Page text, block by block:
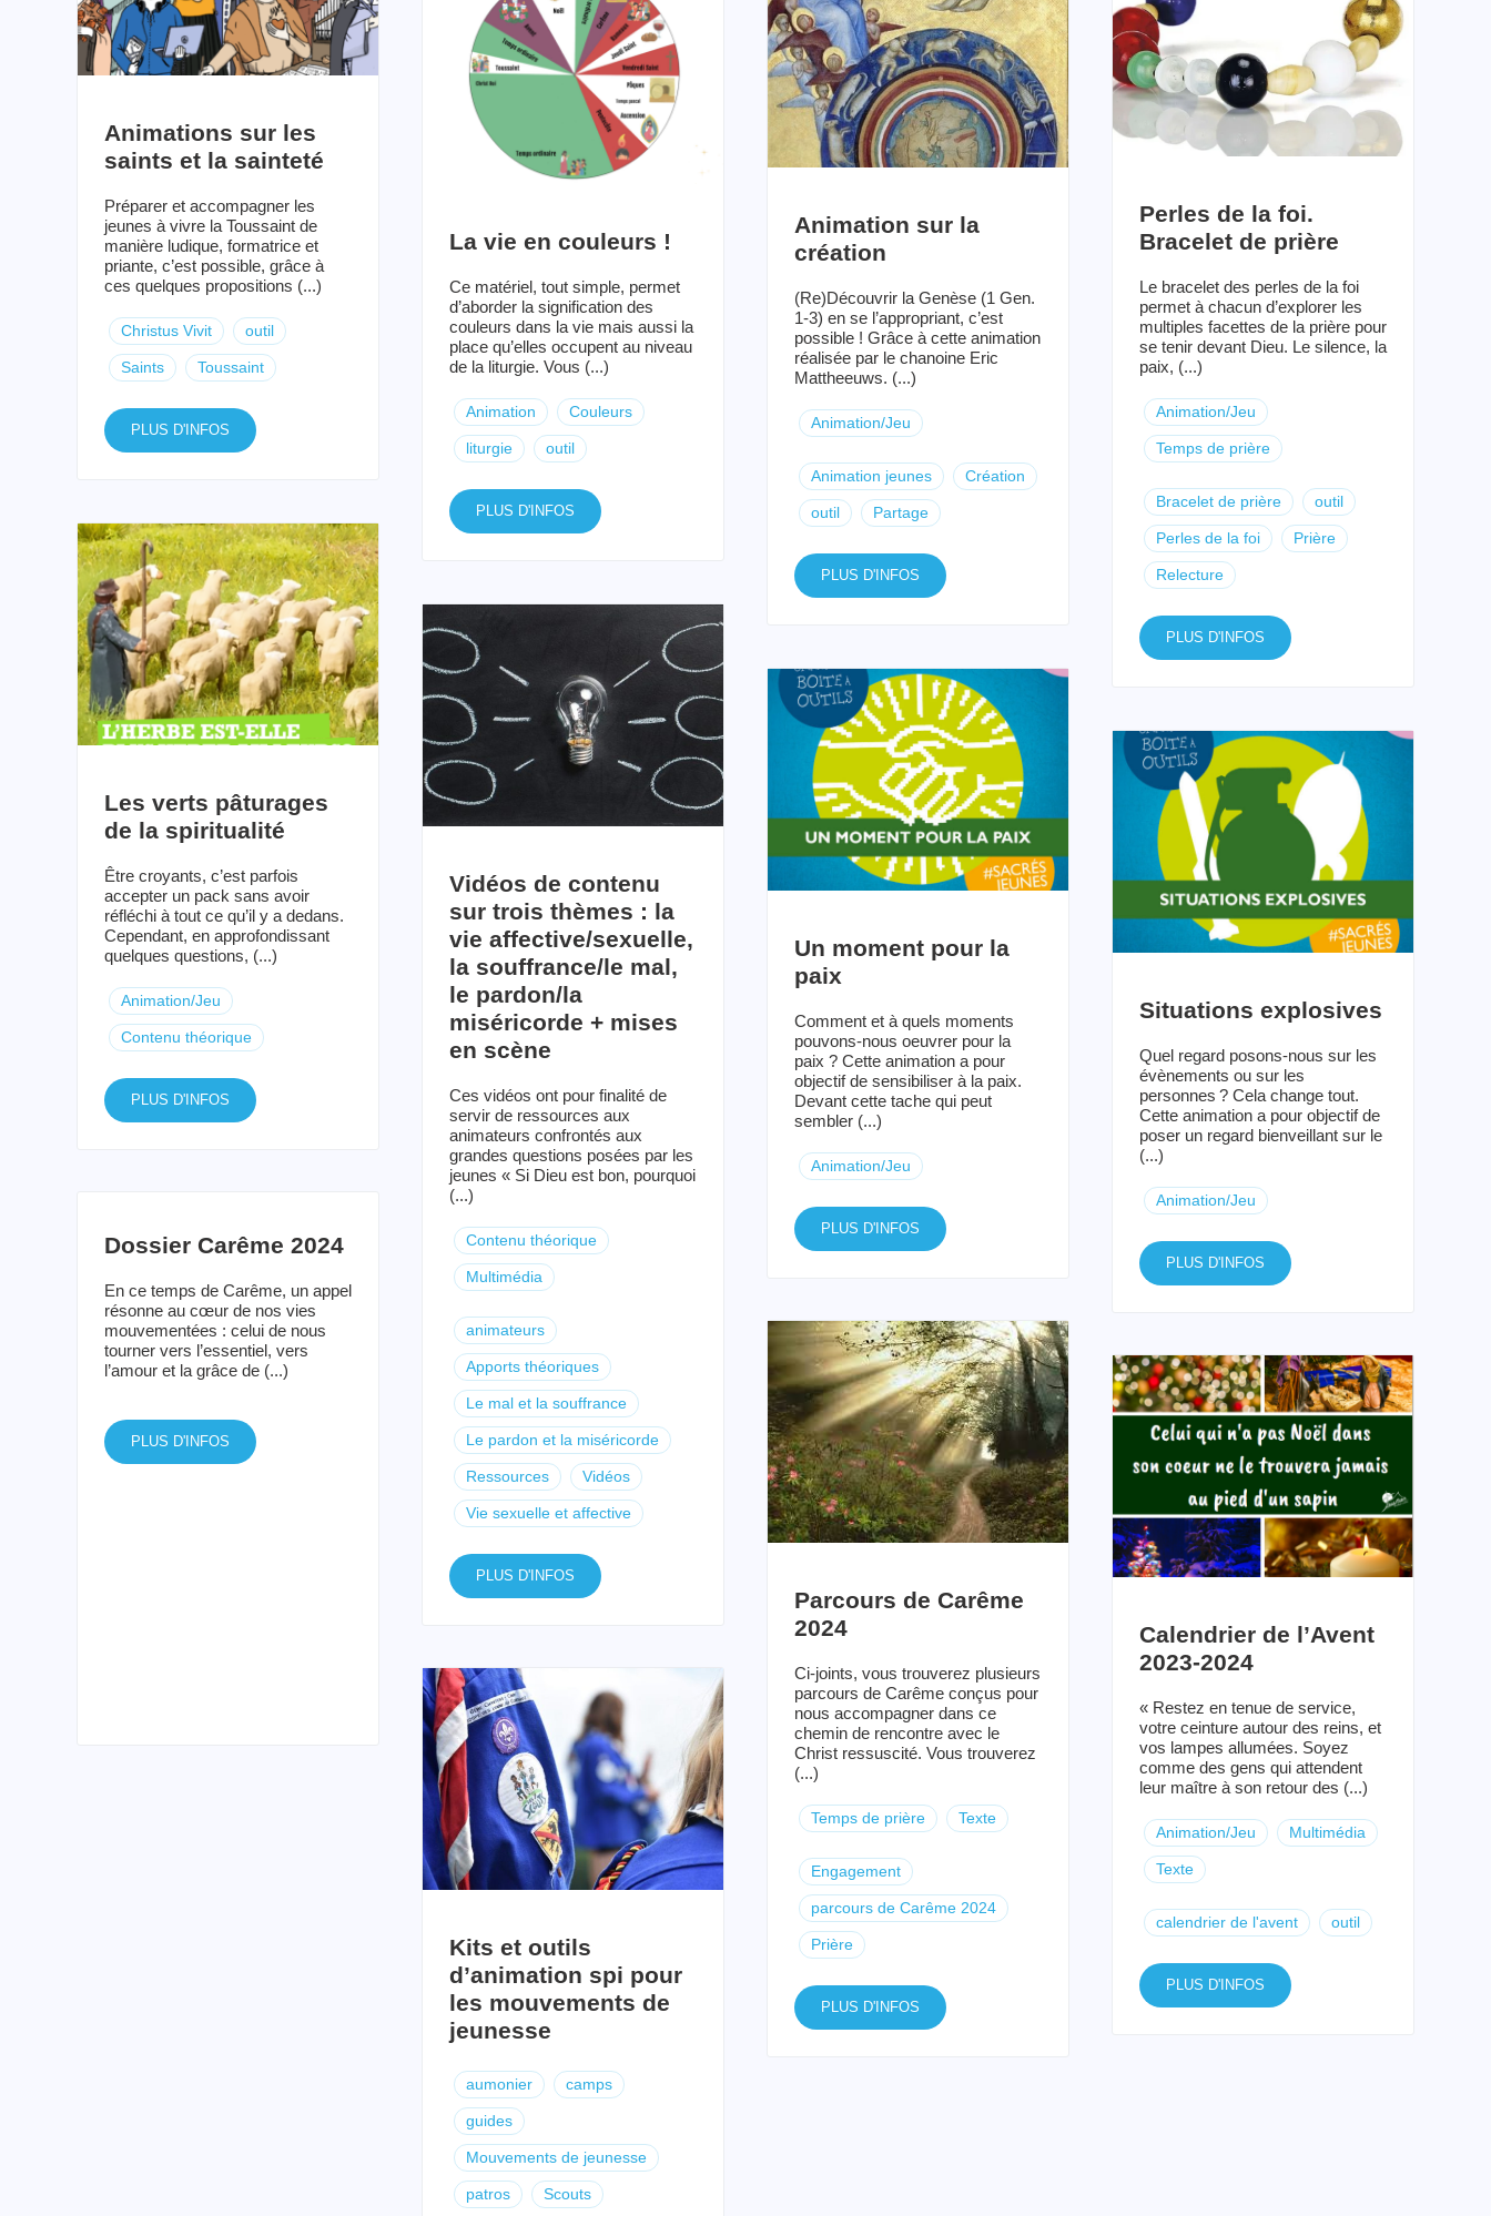
Animations sur les
saints et la sainteté
Préparer et accompagner les
jeunes à vivre la Toussaint de
manière ludique, formatrice et
priante, c’est possible, grâce à
ces quelques propositions (...)
Christus Vivit outil
Saints Toussaint
PLUS D'INFOS
Perles de la foi.
Bracelet de prière
Le bracelet des perles de la foi
permet à chacun d’explorer les
multiples facettes de la prière pour
se tenir devant Dieu. Le silence, la
paix, (...)
Animation/Jeu
Temps de prière
Bracelet de prière outil
Perles de la foi Prière
Relecture
PLUS D'INFOS
Animation sur la
création
(Re)Découvrir la Genèse (1 Gen.
1-3) en se l’appropriant, c’est
possible ! Grâce à cette animation
réalisée par le chanoine Eric
Mattheeuws. (...)
Animation/Jeu
Animation jeunes Création
outil Partage
PLUS D'INFOS
La vie en couleurs !
Ce matériel, tout simple, permet
d’aborder la signification des
couleurs dans la vie mais aussi la
place qu’elles occupent au niveau
de la liturgie. Vous (...)
Animation Couleurs
liturgie outil
PLUS D'INFOS
Les verts pâturages
de la spiritualité
Être croyants, c’est parfois
accepter un pack sans avoir
réfléchi à tout ce qu’il y a dedans.
Cependant, en approfondissant
quelques questions, (...)
Animation/Jeu
Contenu théorique
PLUS D'INFOS
Vidéos de contenu
sur trois thèmes : la
vie affective/sexuelle,
la souffrance/le mal,
le pardon/la
miséricorde + mises
en scène
Ces vidéos ont pour finalité de
servir de ressources aux
animateurs confrontés aux
grandes questions posées par les
jeunes « Si Dieu est bon, pourquoi
(...)
Contenu théorique
Multimédia
animateurs
Apports théoriques
Le mal et la souffrance
Le pardon et la miséricorde
Ressources Vidéos
Vie sexuelle et affective
PLUS D'INFOS
Un moment pour la
paix
Comment et à quels moments
pouvons-nous oeuvrer pour la
paix ? Cette animation a pour
objectif de sensibiliser à la paix.
Devant cette tache qui peut
sembler (...)
Animation/Jeu
PLUS D'INFOS
Situations explosives
Quel regard posons-nous sur les
évènements ou sur les
personnes ? Cela change tout.
Cette animation a pour objectif de
poser un regard bienveillant sur le
(...)
Animation/Jeu
PLUS D'INFOS
Dossier Carême 2024
En ce temps de Carême, un appel
résonne au cœur de nos vies
mouvementées : celui de nous
tourner vers l’essentiel, vers
l’amour et la grâce de (...)
PLUS D'INFOS
Parcours de Carême
2024
Ci-joints, vous trouverez plusieurs
parcours de Carême conçus pour
nous accompagner dans ce
chemin de rencontre avec le
Christ ressuscité. Vous trouverez
(...)
Temps de prière Texte
Engagement
parcours de Carême 2024
Prière
PLUS D'INFOS
Calendrier de l’Avent
2023-2024
« Restez en tenue de service,
votre ceinture autour des reins, et
vos lampes allumées. Soyez
comme des gens qui attendent
leur maître à son retour des (...)
Animation/Jeu Multimédia
Texte
calendrier de l'avent outil
PLUS D'INFOS
Kits et outils
d’animation spi pour
les mouvements de
jeunesse
aumonier camps
guides
Mouvements de jeunesse
patros Scouts